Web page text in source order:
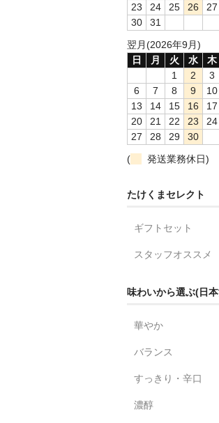
23
24 25 26 27
30
31
翌月(2026年9月)
日
月 火 水 木
1
2 3
6
7 8 9 10
13
14 15 16 17
20
21 22 23 24
27
28 29
30
(
発送業務休日)
たけくまセレクト
ギフトセット
スタッフオススメ
味わいから選ぶ(日
華やか
バランス
すっきり・辛口
濃醇